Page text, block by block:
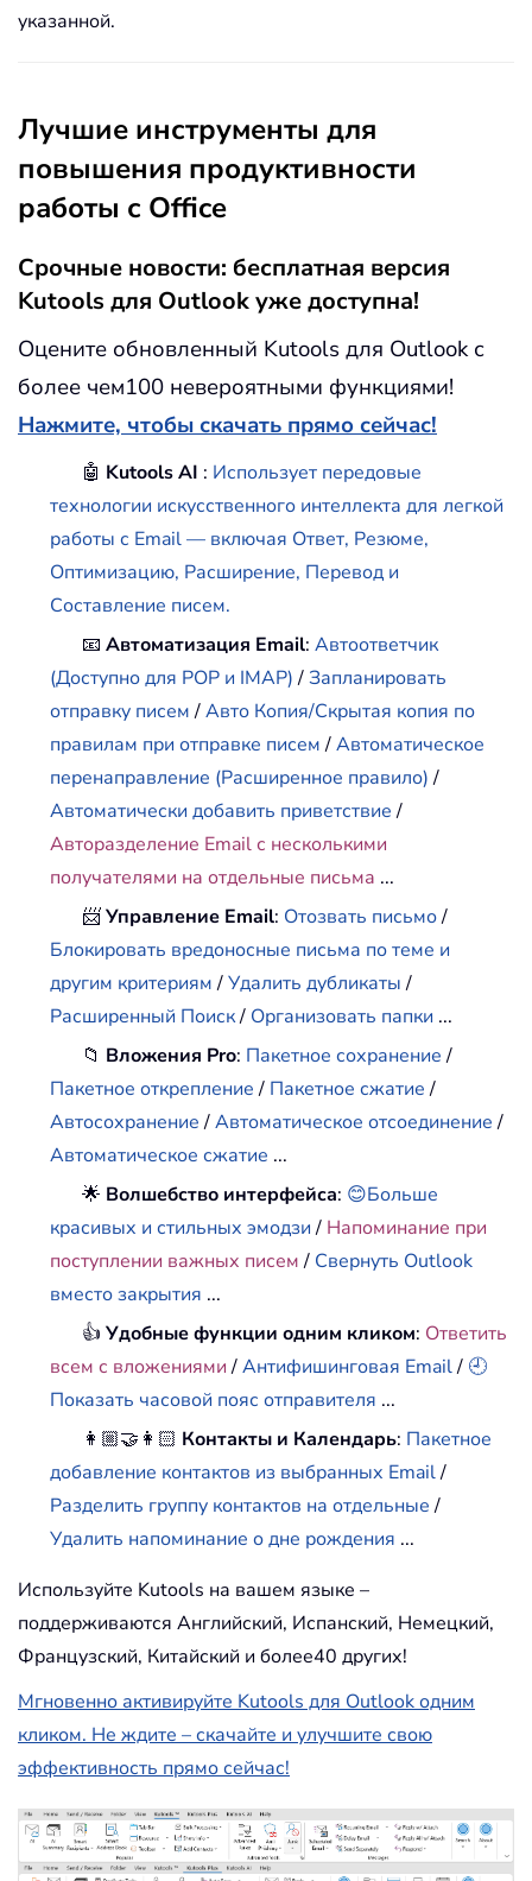
указанной.
Лучшие инструменты для
повышения продуктивности
работы с Office
Срочные новости: бесплатная версия
Kutools для Outlook уже доступна!
Оцените обновленный Kutools для Outlook с
более чем100 невероятными функциями!
Нажмите, чтобы скачать прямо сейчас!
🤖 Kutools AI : Использует передовые
технологии искусственного интеллекта для легкой
работы с Email — включая Ответ, Резюме,
Оптимизацию, Расширение, Перевод и
Составление писем.
📧Автоматизация Email:Автоответчик
(Доступно для POP и IMAP)/Запланировать
отправку писем/Авто Копия/Скрытая копия по
правилам при отправке писем/Автоматическое
перенаправление (Расширенное правило)/
Автоматически добавить приветствие/
Авторазделение Email с несколькими
получателями на отдельные письма ...
📨Управление Email: Отозвать письмо/
Блокировать вредоносные письма по теме и
другим критериям/Удалить дубликаты/
Расширенный Поиск/ Организовать папки ...
📁 Вложения Pro: Пакетное сохранение/
Пакетное открепление/ Пакетное сжатие/
Автосохранение/Автоматическое отсоединение/
Автоматическое сжатие ...
🌟 Волшебство интерфейса: 😊Больше
красивых и стильных эмодзи/ Напоминание при
поступлении важных писем/ Свернуть Outlook
вместо закрытия ...
👍Удобные функции одним кликом: Ответить
всем с вложениями /Антифишинговая Email/ 🕘
Показать часовой пояс отправителя ...
👩🏼‍🤝‍👩🏻 Контакты и Календарь: Пакетное
добавление контактов из выбранных Email/
Разделить группу контактов на отдельные/
Удалить напоминание о дне рождения ...
Используйте Kutools на вашем языке –
поддерживаются Английский, Испанский, Немецкий,
Французский, Китайский и более40 других!
Мгновенно активируйте Kutools для Outlook одним
кликом. Не ждите – скачайте и улучшите свою
эффективность прямо сейчас!